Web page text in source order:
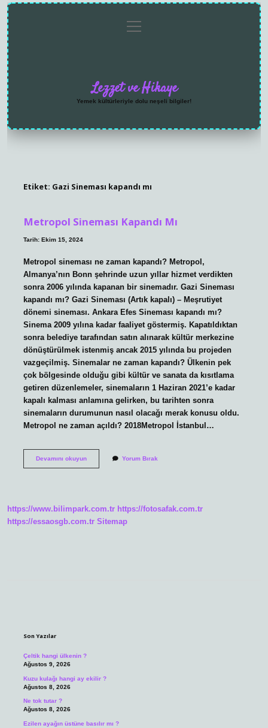
menüyü
aç
Lezzet ve Hikaye
Yemek kültürleriyle dolu neşeli bilgiler!
Etiket: Gazi Sineması kapandı mı
Metropol Sineması Kapandı Mı
Tarih: Ekim 15, 2024
Metropol sineması ne zaman kapandı? Metropol,
Almanya’nın Bonn şehrinde uzun yıllar hizmet verdikten
sonra 2006 yılında kapanan bir sinemadır. Gazi Sineması
kapandı mı? Gazi Sineması (Artık kapalı) – Meşrutiyet
dönemi sineması. Ankara Efes Sineması kapandı mı?
Sinema 2009 yılına kadar faaliyet göstermiş. Kapatıldıktan
sonra belediye tarafından satın alınarak kültür merkezine
dönüştürülmek istenmiş ancak 2015 yılında bu projeden
vazgeçilmiş. Sinemalar ne zaman kapandı? Ülkenin pek
çok bölgesinde olduğu gibi kültür ve sanata da kısıtlama
getiren düzenlemeler, sinemaların 1 Haziran 2021’e kadar
kapalı kalması anlamına gelirken, bu tarihten sonra
sinemaların durumunun nasıl olacağı merak konusu oldu.
Metropol ne zaman açıldı? 2018Metropol İstanbul…
Devamını okuyunMetropol
Yorum Bırak
https://www.bilimpark.com.tr https://fotosafak.com.tr
https://essaosgb.com.tr Sitemap
Son Yazılar
Çeltik hangi ülkenin ?
Ağustos 9, 2026
Kuzu kulağı hangi ay ekilir ?
Ağustos 8, 2026
Ne tok tutar ?
Ağustos 8, 2026
Ezilen ayağın üstüne basılır mı ?